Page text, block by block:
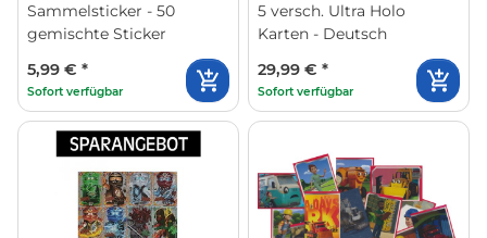
Sammelsticker - 50
gemischte Sticker
5,99 € *
Sofort verfügbar
5 versch. Ultra Holo
Karten - Deutsch
29,99 € *
Sofort verfügbar